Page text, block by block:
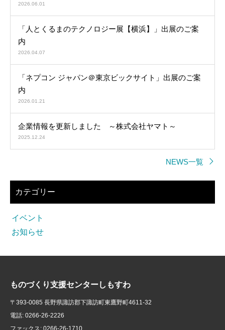
2026.06.01
「人とくるまのテクノロジー展【横浜】」出展のご案
内
2026.04.07
「ネプコン ジャパン＠東京ビックサイト」出展のご案
内
2026.01.21
企業情報を更新しました ～株式会社ヤマト～
2025.12.24
NEWS一覧
カテゴリー
イベント
お知らせ
ものづくり支援センターしもすわ
〒393-0085 長野県諏訪郡下諏訪町東鷹野町4611-32
電話: 0266-26-2226
ファックス: 0266-26-1710